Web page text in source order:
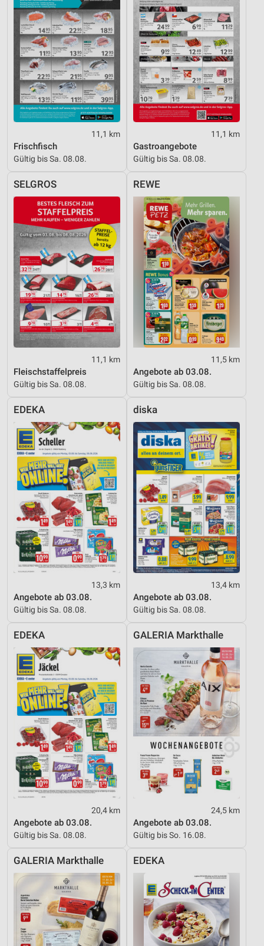
11,1 km
Frischfisch
Gültig bis Sa. 08.08.
11,1 km
Gastroangebote
Gültig bis Sa. 08.08.
SELGROS
11,1 km
Fleischstaffelpreis
Gültig bis Sa. 08.08.
REWE
11,5 km
Angebote ab 03.08.
Gültig bis Sa. 08.08.
EDEKA
13,3 km
Angebote ab 03.08.
Gültig bis Sa. 08.08.
diska
13,4 km
Angebote ab 03.08.
Gültig bis Sa. 08.08.
EDEKA
20,4 km
Angebote ab 03.08.
Gültig bis Sa. 08.08.
GALERIA Markthalle
24,5 km
Angebote ab 03.08.
Gültig bis So. 16.08.
GALERIA Markthalle EDEKA